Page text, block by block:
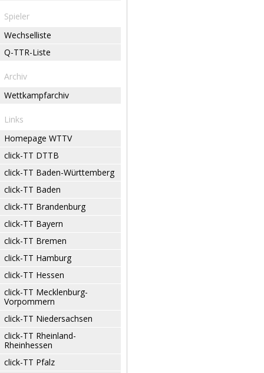
Spieler
Wechselliste
Q-TTR-Liste
Archiv
Wettkampfarchiv
Links
Homepage WTTV
click-TT DTTB
click-TT Baden-Württemberg
click-TT Baden
click-TT Brandenburg
click-TT Bayern
click-TT Bremen
click-TT Hamburg
click-TT Hessen
click-TT Mecklenburg-
Vorpommern
click-TT Niedersachsen
click-TT Rheinland-
Rheinhessen
click-TT Pfalz